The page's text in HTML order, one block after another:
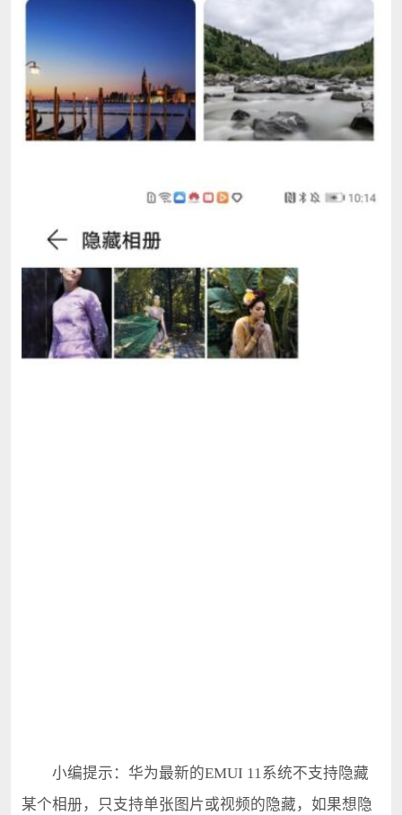
小编提示：华为最新的EMUI 11系统不支持隐藏
某个相册，只支持单张图片或视频的隐藏，如果想隐